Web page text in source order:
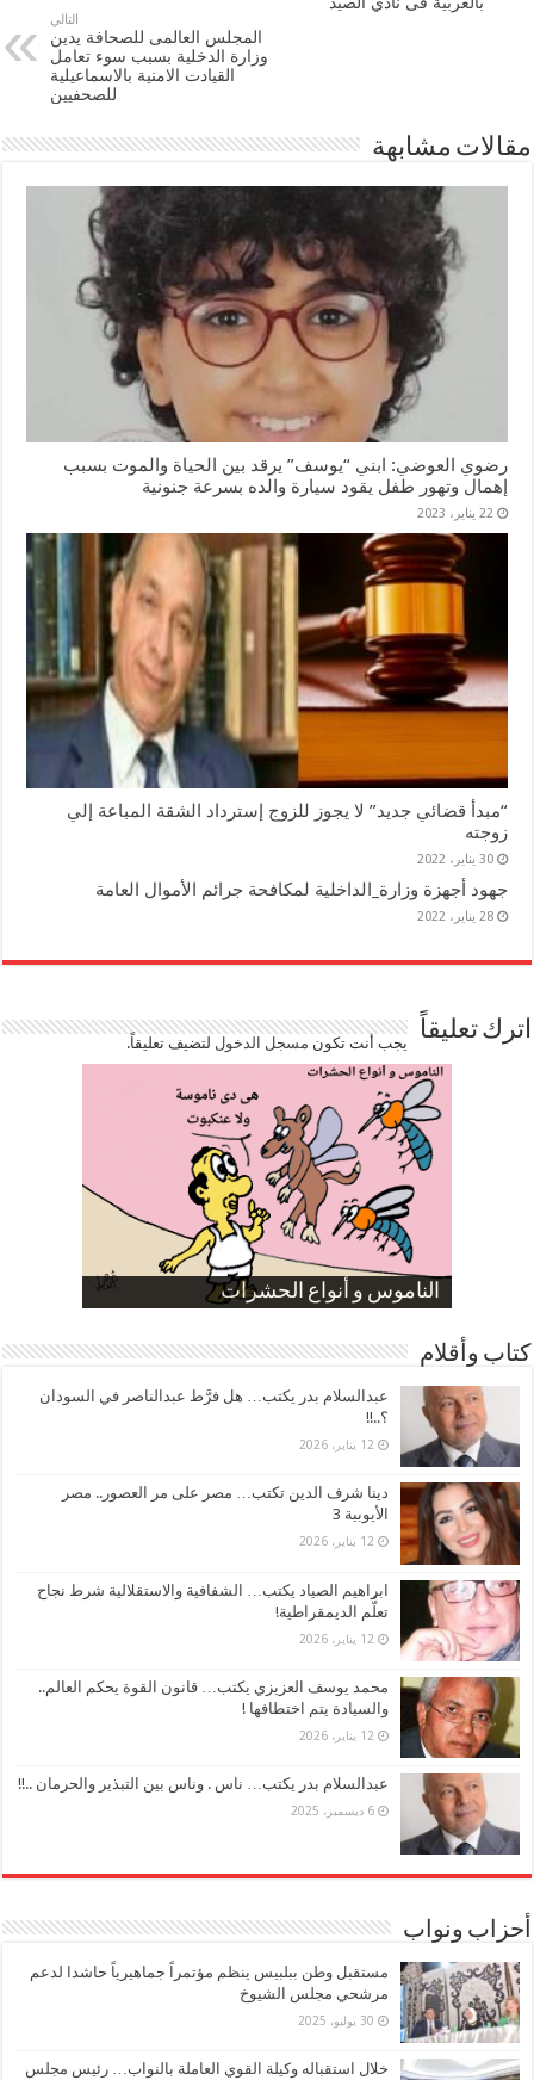
التالي
المجلس العالمى للصحافة يدين
وزارة الدخلية بسبب سوء تعامل
القيادت الامنية بالاسماعيلية
للصحفيين
مقالات مشابهة
رضوي العوضي: ابني “يوسف” يرقد بين الحياة والموت بسبب
إهمال وتهور طفل يقود سيارة والده بسرعة جنونية
22 يناير، 2023
“مبدأ قضائي جديد” لا يجوز للزوج إسترداد الشقة المباعة إلي
زوجته
30 يناير، 2022
جهود أجهزة وزارة_الداخلية لمكافحة جرائم الأموال العامة
28 يناير، 2022
اترك تعليقاً يجب أنت تكون مسجل الدخوللتضيف تعليقاً.
الناموس و أنواع الحشرات
الموظفين بعد ارتفاع الأسعار
ارتفاع نسبة الطلاق في مصر
صورة كاركاتيرية
صورة كاركاتيرية
كتاب وأقلام
عبدالسلام بدر يكتب… هل فرَّط عبدالناصر في السودان
؟..!!
12 يناير، 2026
دينا شرف الدين تكتب… مصر على مر العصور.. مصر
الأيوبية 3
12 يناير، 2026
ابراهيم الصياد يكتب… الشفافية والاستقلالية شرط نجاح
تعلُّم الديمقراطية!
12 يناير، 2026
محمد يوسف العزيزي يكتب… قانون القوة يحكم العالم..
والسيادة يتم اختطافها !
12 يناير، 2026
عبدالسلام بدر يكتب… ناس . وناس بين التبذير والحرمان ..!!
6 ديسمبر، 2025
أحزاب ونواب
مستقبل وطن ببلبيس ينظم مؤتمراً جماهيرياً حاشدا لدعم
مرشحي مجلس الشيوخ
30 يوليو، 2025
خلال استقباله وكيلة القوي العاملة بالنواب… رئيس مجلس